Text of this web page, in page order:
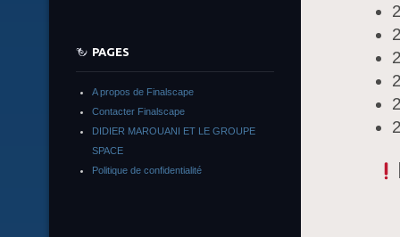
PAGES
A propos de Finalscape
Contacter Finalscape
DIDIER MAROUANI ET LE GROUPE
SPACE
Politique de confidentialité